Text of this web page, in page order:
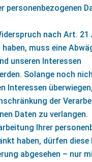
personenbezogenen
nach Art. 21
haben, muss eine
unseren Interessen
Solange noch
Interessen
der
Daten zu verlangen.
Ihrer
haben, dürfen diese
abgesehen – nur